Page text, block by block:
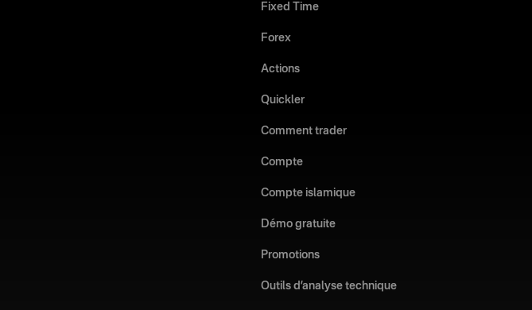
Fixed Time
Forex
Actions
Quickler
Comment trader
Compte
Compte islamique
Démo gratuite
Promotions
Outils d’analyse technique